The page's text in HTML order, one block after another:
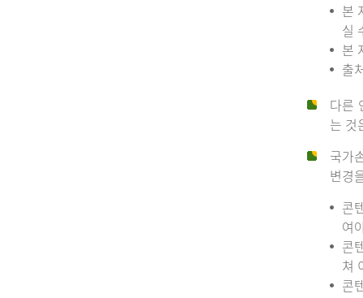
본
실
본
출
다른
는 것
국가
변경
콘
여
콘
쳐
콘